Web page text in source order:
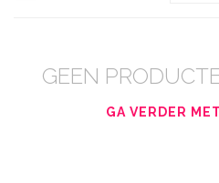
GEEN
GA VERDER